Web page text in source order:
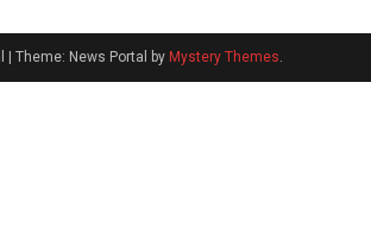
Theme: News Portal by Mystery Themes.